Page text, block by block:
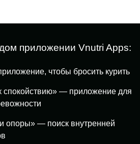
приложении Vnutri Apps:
чтобы бросить курить
спокойствию» — приложение для
опоры» — поиск внутренней